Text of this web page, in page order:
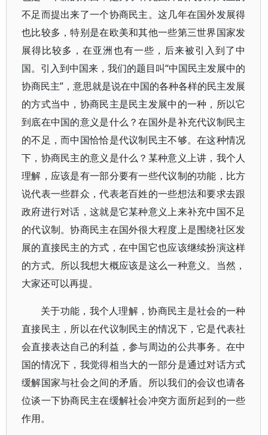
不足而提出来了一个协商民主。这几年在国外发展得
也比较多，特别是在欧美和其他一些第三世界国家发
展得比较多，在亚洲也有一些，后来被引入到了中
国。引入到中国来，我们的题目叫“中国民主发展中的
协商民主”，意思就是说在中国的各种各样的民主发展
的方式当中，协商民主是民主发展中的一种，所以它
到底在中国的意义是什么？在国外是补充代议制民主
的不足，而中国恰恰是代议制民主不够。在这种情况
下，协商民主的意义是什么？某种意义上讲，我个人
理解，应该是有一部分要有一些代议制的功能，比方
说代表一些群众，代表老百姓的一些想法和要求去跟
政府进行对话，这就是它某种意义上来补充中国不足
的代议制。协商民主在国外很大程度上是围绕社区发
展的直接民主的方式，在中国它也应该继续扮演这样
的方式。所以我想大概应该是这么一种意义。当然，
大家还可以再提。
关于功能，我个人理解，协商民主是社会的一种
直接民主，所以在代议制民主的情况下，它是代表社
会直接表达自己的利益，参与周边的公共事务。在中
国的情况下，我觉得相当大的一部分是通过对话方式
缓解国家与社会之间的矛盾。所以我们的会议也请各
位谈一下协商民主在缓解社会冲突方面所起到的一些
作用。